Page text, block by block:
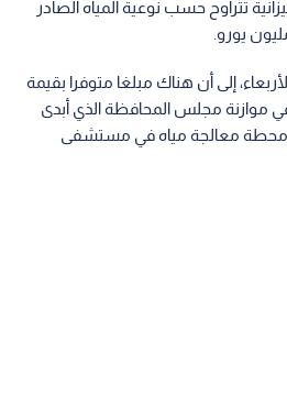
وميزانية تتراوح حسب نوعية المياه الصادر
يورو.
إلى أن هناك مبلغا متوفرا بقيمة
موازنة مجلس المحافظة الذي أبدى
محطة معالجة مياه في مستشفى